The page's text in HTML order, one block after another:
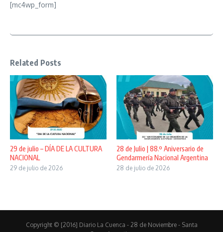
[mc4wp_form]
Related Posts
29 de julio – DÍA DE LA CULTURA
NACIONAL
29 de julio de 2026
28 de Julio | 88.º Aniversario de
Gendarmería Nacional Argentina
28 de julio de 2026
Copyright © [2016] Diario La Cuenca - 28 de Noviembre - Santa